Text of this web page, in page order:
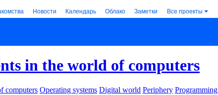
Новости Календарь Облако Заметки Все проекты
in the world of computers
computers Operating systems Digital world Periphery Programming